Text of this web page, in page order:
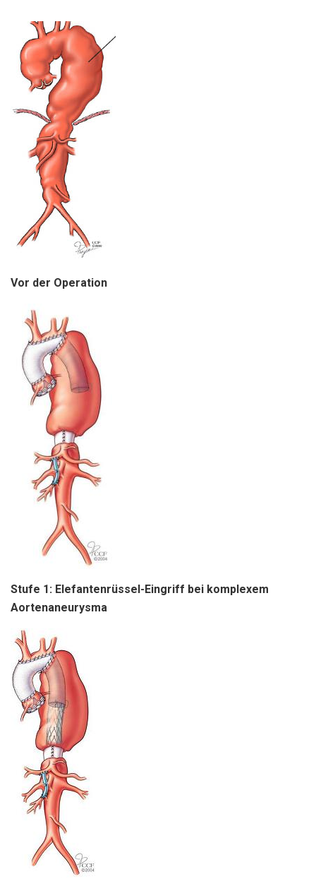
Vor der Operation
Stufe 1: Elefantenrüssel-Eingriff bei komplexem
Aortenaneurysma